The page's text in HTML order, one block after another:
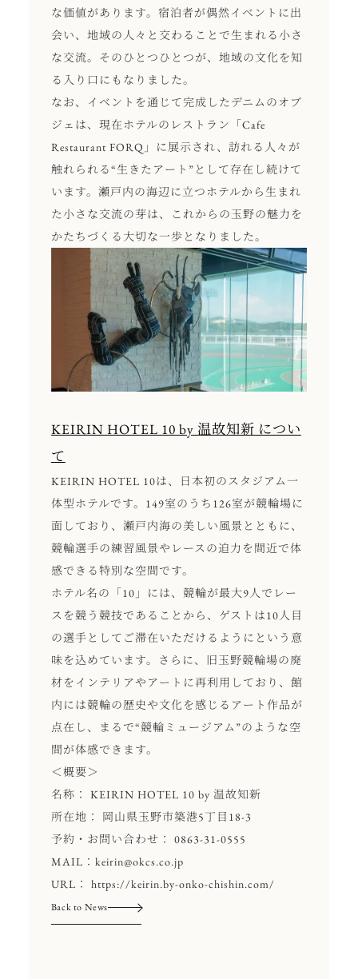
な価値があります。宿泊者が偶然イベントに出
会い、地域の人々と交わることで生まれる小さ
な交流。そのひとつひとつが、地域の文化を知
る入り口にもなりました。
なお、イベントを通じて完成したデニムのオブ
ジェは、現在ホテルのレストラン「Cafe
Restaurant FORQ」に展示され、訪れる人々が
触れられる“生きたアート”として存在し続けて
います。瀬戸内の海辺に立つホテルから生まれ
た小さな交流の芽は、これからの玉野の魅力を
かたちづくる大切な一歩となりました。
KEIRIN HOTEL 10 by 温故知新 につい
て
KEIRIN HOTEL 10は、日本初のスタジアム一
体型ホテルです。149室のうち126室が競輪場に
面しており、瀬戸内海の美しい風景とともに、
競輪選手の練習風景やレースの迫力を間近で体
感できる特別な空間です。
ホテル名の「10」には、競輪が最大9人でレー
スを競う競技であることから、ゲストは10人目
の選手としてご滞在いただけるようにという意
味を込めています。さらに、旧玉野競輪場の廃
材をインテリアやアートに再利用しており、館
内には競輪の歴史や文化を感じるアート作品が
点在し、まるで“競輪ミュージアム”のような空
間が体感できます。
＜概要＞
​​名称： KEIRIN HOTEL 10​ by 温故知新
​​所在地： 岡山県玉野市築港5丁目18-3​
​​予約・お問い合わせ： 0863-31-0555​
​​MAIL： keirin@okcs.co.jp
URL： ​ https://keirin.by-onko-chishin.com/
Back to News